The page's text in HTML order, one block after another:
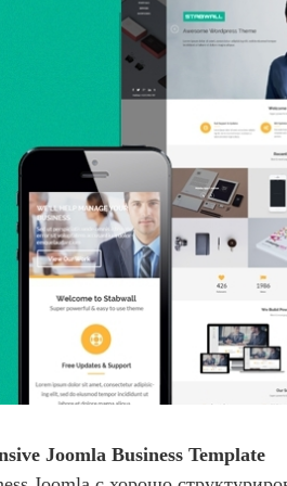
Joomla Business Template